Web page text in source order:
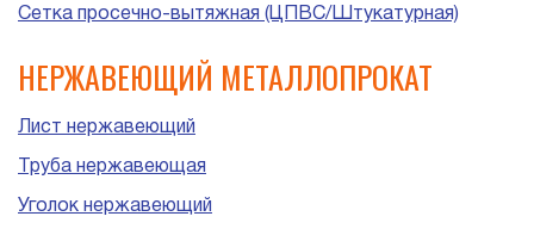
Сетка просечно-вытяжная (ЦПВС/Штукатурная)
НЕРЖАВЕЮЩИЙ МЕТАЛЛОПРОКАТ
Лист нержавеющий
Труба нержавеющая
Уголок нержавеющий